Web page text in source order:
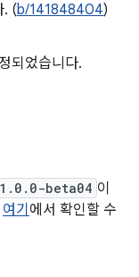
. (b/141848404)
되었습니다.
beta04 이
여기 에서 확인할 수